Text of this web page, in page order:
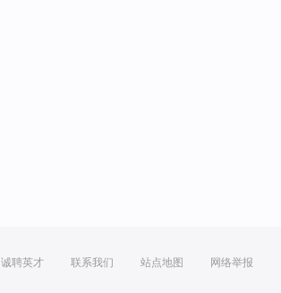
诚聘英才 联系我们 站点地图 网络举报